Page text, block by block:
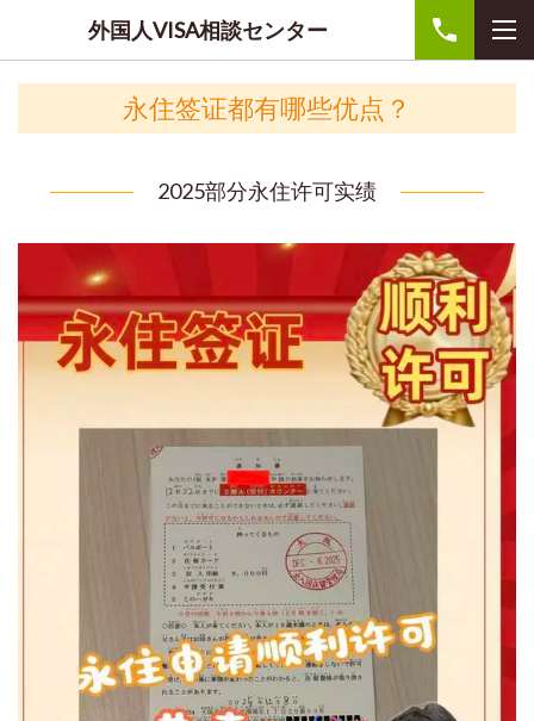
外国人VISA相談センター
永住签证都有哪些优点？
2025部分永住许可实绩